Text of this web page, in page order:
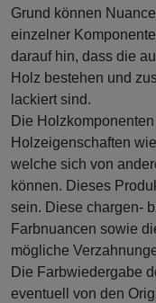
Grund können
einzelner
darauf hin, dass die
Holz bestehen und
lackiert sind.
Die
Holzeigenschaften
welche sich von
können. Dieses
sein. Diese chargen-
Farbnuancen sowie
mögliche
Die Farbwiedergabe
eventuell von den